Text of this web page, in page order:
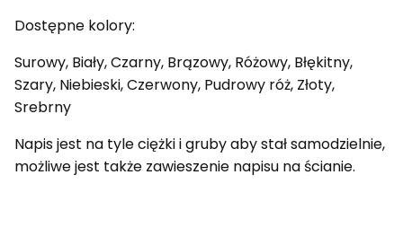
Dostępne kolory:
Surowy, Biały, Czarny, Brązowy, Różowy, Błękitny,
Szary, Niebieski, Czerwony, Pudrowy róż, Złoty,
Srebrny
Napis jest na tyle ciężki i gruby aby stał samodzielnie,
możliwe jest także zawieszenie napisu na ścianie.